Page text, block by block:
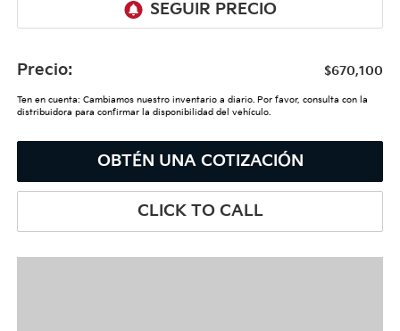
Precio: $670,100
Ten en cuenta: Cambiamos nuestro inventario a diario. Por favor, consulta con la
distribuidora para confirmar la disponibilidad del vehículo.
OBTÉN UNA COTIZACIÓN
CLICK TO CALL